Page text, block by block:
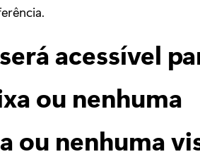
acessível
ou nenhuma
ou nenhuma